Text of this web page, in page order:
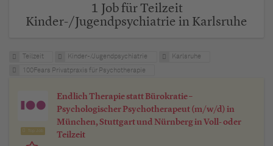
1 Job für Teilzeit
Kinder-/Jugendpsychiatrie in Karlsruhe
Teilzeit Kinder-/Jugendpsychiatrie Karlsruhe
100Fears Privatpraxis für Psychotherapie
Endlich Therapie statt Bürokratie –
Psychologischer Psychotherapeut (m/w/d) in
München, Stuttgart und Nürnberg in Voll- oder
Teilzeit